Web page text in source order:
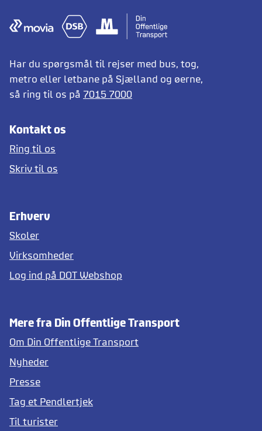
Har du spørgsmål til rejser med bus, tog,
metro eller letbane på Sjælland og øerne,
så ring til os på 7015 7000
Kontakt os
Ring til os
Skriv til os
Erhverv
Skoler
Virksomheder
Log ind på DOT Webshop
Mere fra Din Offentlige Transport
Om Din Offentlige Transport
Nyheder
Presse
Tag et Pendlertjek
Til turister